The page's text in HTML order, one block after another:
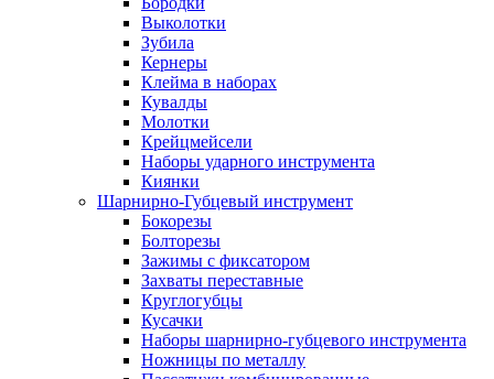
Выколотки
Зубила
Кернеры
Клейма в наборах
Кувалды
Молотки
Крейцмейсели
Наборы ударного инструмента
Киянки
Шарнирно-Губцевый инструмент
Бокорезы
Болторезы
Зажимы с фиксатором
Захваты переставные
Круглогубцы
Кусачки
Наборы шарнирно-губцевого инструмента
Ножницы по металлу